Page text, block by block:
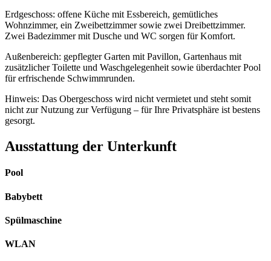
Erdgeschoss: offene Küche mit Essbereich, gemütliches
Wohnzimmer, ein Zweibettzimmer sowie zwei Dreibettzimmer.
Zwei Badezimmer mit Dusche und WC sorgen für Komfort.
Außenbereich: gepflegter Garten mit Pavillon, Gartenhaus mit
zusätzlicher Toilette und Waschgelegenheit sowie überdachter Pool
für erfrischende Schwimmrunden.
Hinweis: Das Obergeschoss wird nicht vermietet und steht somit
nicht zur Nutzung zur Verfügung – für Ihre Privatsphäre ist bestens
gesorgt.
Ausstattung der Unterkunft
Pool
Babybett
Spülmaschine
WLAN